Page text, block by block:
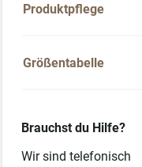
Produktpflege
Größentabelle
Brauchst du Hilfe?
Wir sind telefonisch